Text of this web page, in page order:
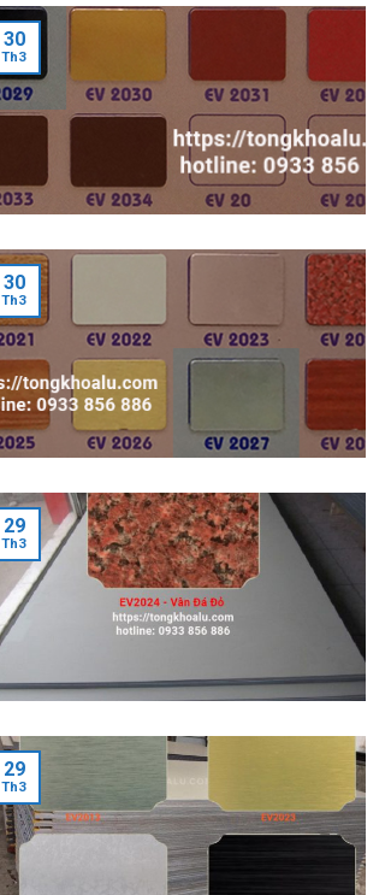
30
Th3
30
Th3
29
Th3
29
Th3